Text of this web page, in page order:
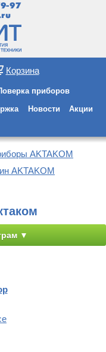
97
Корзина
приборов
Новости Акции
AKTAKOM
AKTAKOM